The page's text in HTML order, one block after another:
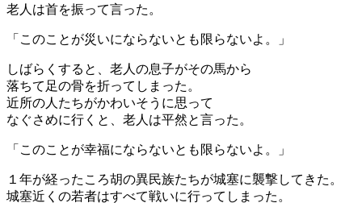
老人は首を振って言った。
「このことが災いにならないとも限らないよ。」
しばらくすると、老人の息子がその馬から
落ちて足の骨を折ってしまった。
近所の人たちがかわいそうに思って
なぐさめに行くと、老人は平然と言った。
「このことが幸福にならないとも限らないよ。」
１年が経ったころ胡の異民族たちが城塞に襲撃してきた。
城塞近くの若者はすべて戦いに行ってしまった。